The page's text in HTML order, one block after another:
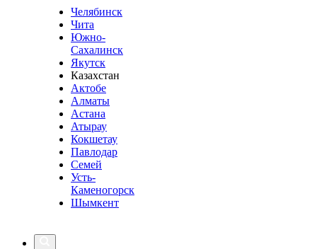
Челябинск
Чита
Южно-
Сахалинск
Якутск
Казахстан
Актобе
Алматы
Астана
Атырау
Кокшетау
Павлодар
Семей
Усть-
Каменогорск
Шымкент